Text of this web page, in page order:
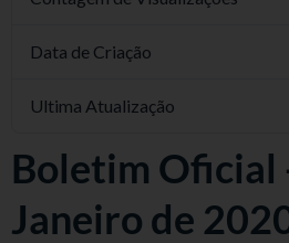
Data de Criação
Ultima Atualização
Boletim Oficial
Janeiro de